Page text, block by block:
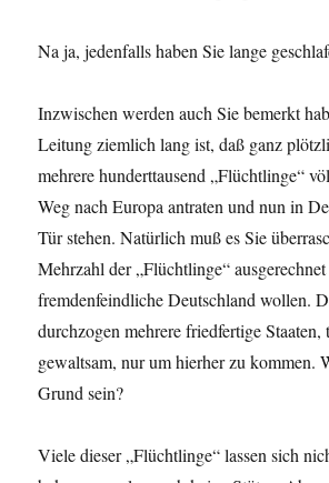
Na ja, jedenfalls haben Sie lange
Inzwischen werden auch Sie bemerkt
Leitung ziemlich lang ist, daß ganz
mehrere hunderttausend „Flüchtlinge“
Weg nach Europa antraten und nun in
Tür stehen. Natürlich muß es Sie
Mehrzahl der „Flüchtlinge“
fremdenfeindliche Deutschland wollen.
durchzogen mehrere friedfertige Staaten,
gewaltsam, nur um hierher zu kommen.
Grund sein?
Viele dieser „Flüchtlinge“ lassen sich